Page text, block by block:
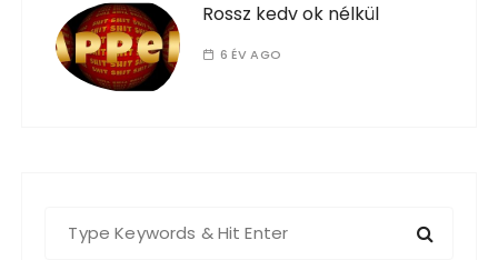
Rossz kedv ok nélkül
6 ÉV AGO